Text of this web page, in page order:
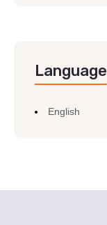
Language
English